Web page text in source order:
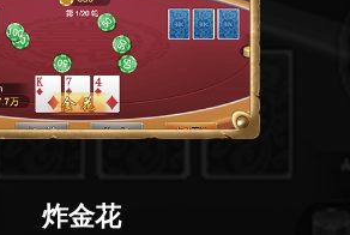
炸金花